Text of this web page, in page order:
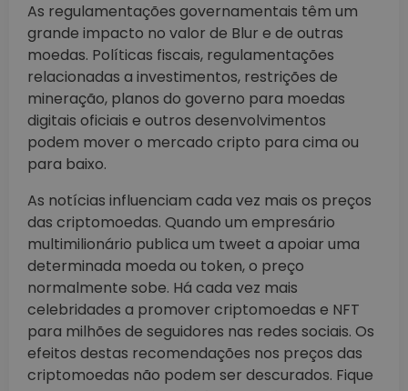
As regulamentações governamentais têm um
grande impacto no valor de Blur e de outras
moedas. Políticas fiscais, regulamentações
relacionadas a investimentos, restrições de
mineração, planos do governo para moedas
digitais oficiais e outros desenvolvimentos
podem mover o mercado cripto para cima ou
para baixo.
As notícias influenciam cada vez mais os preços
das criptomoedas. Quando um empresário
multimilionário publica um tweet a apoiar uma
determinada moeda ou token, o preço
normalmente sobe. Há cada vez mais
celebridades a promover criptomoedas e NFT
para milhões de seguidores nas redes sociais. Os
efeitos destas recomendações nos preços das
criptomoedas não podem ser descurados. Fique